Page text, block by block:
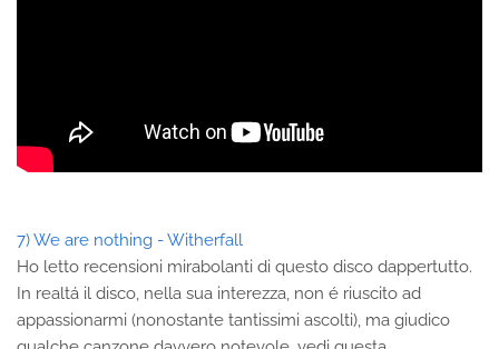
7) We are nothing - Witherfall
Ho letto recensioni mirabolanti di questo disco dappertutto.
In realtá il disco, nella sua interezza, non é riuscito ad
appassionarmi (nonostante tantissimi ascolti), ma giudico